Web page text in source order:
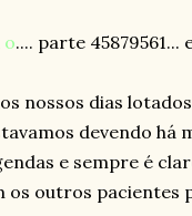
o.... parte
nossos dias
devendo há
e sempre é
os outros pacientes